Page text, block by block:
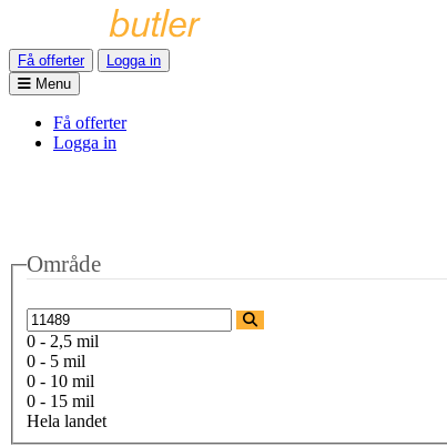
Få offerter
Logga in
Menu
Få offerter
Logga in
Område
0 - 2,5 mil
0 - 5 mil
0 - 10 mil
0 - 15 mil
Hela landet